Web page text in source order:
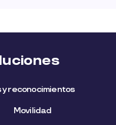
reconocimientos
Movilidad